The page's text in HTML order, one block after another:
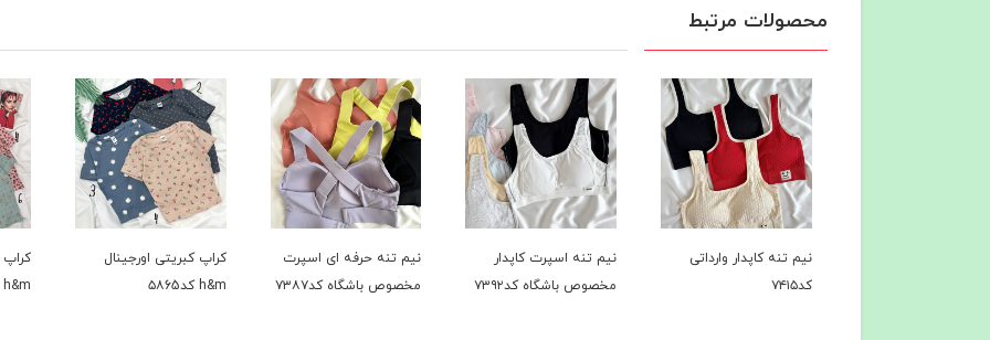
محصولات مرتبط
نیم تنه اسپرت کاپدار
مخصوص باشگاه کد۷۳۹۲
نیم تنه حرفه ای اسپرت
مخصوص باشگاه کد۷۳۸۷
کراپ کبریتی اورجینال
h&m کد۵۸65
کراپ کبریتی اورجینال
h&m کد۵۸64
کراپ
h&m کد۵۸63